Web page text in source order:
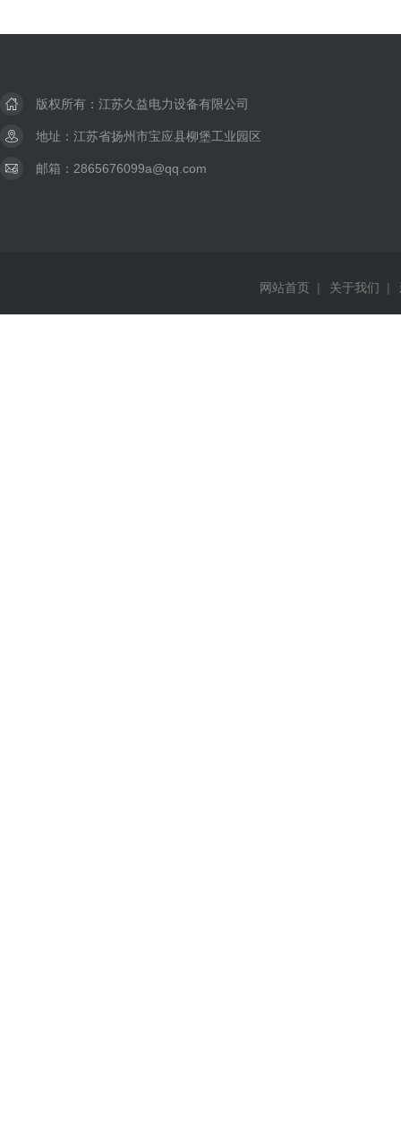
版权所有：江苏久益电力设备有限公司
地址：江苏省扬州市宝应县柳堡工业园区
邮箱：2865676099a@qq.com
网站首页 | 关于我们 |